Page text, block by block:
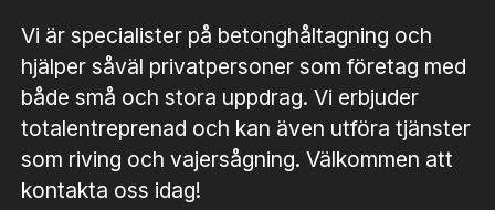
Vi är specialister på betonghåltagning och
hjälper såväl privatpersoner som företag med
både små och stora uppdrag. Vi erbjuder
totalentreprenad och kan även utföra tjänster
som riving och vajersågning. Välkommen att
kontakta oss idag!